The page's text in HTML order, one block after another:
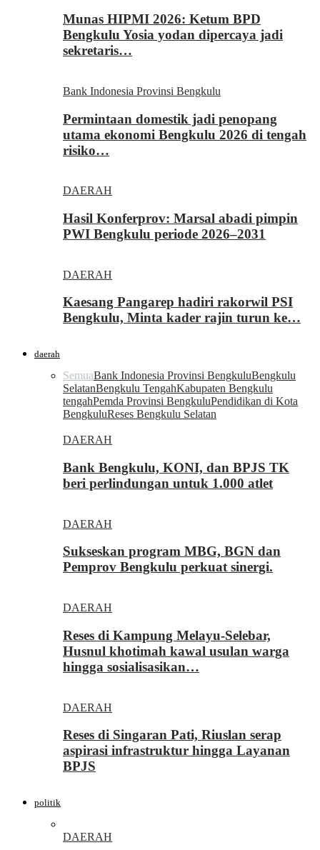
Munas HIPMI 2026: Ketum BPD
Bengkulu Yosia yodan dipercaya jadi
sekretaris…
Bank Indonesia Provinsi Bengkulu
Permintaan domestik jadi penopang
utama ekonomi Bengkulu 2026 di tengah
risiko…
DAERAH
Hasil Konferprov: Marsal abadi pimpin
PWI Bengkulu periode 2026–2031
DAERAH
Kaesang Pangarep hadiri rakorwil PSI
Bengkulu, Minta kader rajin turun ke…
daerah
SemuaBank Indonesia Provinsi BengkuluBengkulu
SelatanBengkulu TengahKabupaten Bengkulu
tengahPemda Provinsi BengkuluPendidikan di Kota
BengkuluReses Bengkulu Selatan
DAERAH
Bank Bengkulu, KONI, dan BPJS TK
beri perlindungan untuk 1.000 atlet
DAERAH
Sukseskan program MBG, BGN dan
Pemprov Bengkulu perkuat sinergi.
DAERAH
Reses di Kampung Melayu-Selebar,
Husnul khotimah kawal usulan warga
hingga sosialisasikan…
DAERAH
Reses di Singaran Pati, Riuslan serap
aspirasi infrastruktur hingga Layanan
BPJS
politik
DAERAH